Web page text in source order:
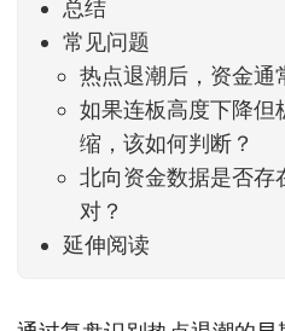
总结
常见问题
热点退潮后，资金通
如果连板高度下降但
缩，该如何判断？
北向资金数据是否存
对？
延伸阅读